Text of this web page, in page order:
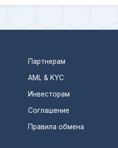
Партнерам
AML & KYC
Инвесторам
Соглашение
Правила обмена